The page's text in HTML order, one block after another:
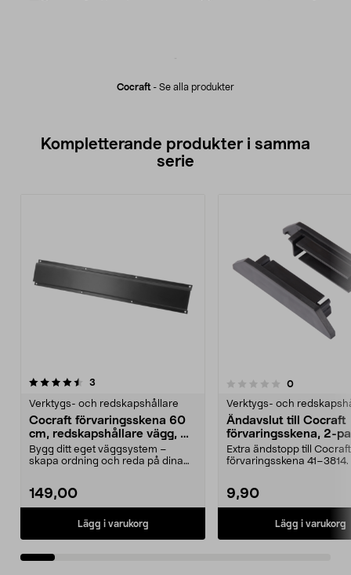
Cocraft - Se alla produkter
Kompletterande produkter i samma
serie
3
Verktygs- och redskapshållare
Cocraft förvaringsskena 60
cm, redskapshållare vägg, 2-
pack
Bygg ditt eget väggsystem –
skapa ordning och reda på dina
149,00
Lägg i varukorg
0.0 av 5 stjärnor 0recensioner
Verktygs- och
Ändavslut till Cocraft
förvaringsskena, 2-
Extra ändstopp till Cocraft
förvaringsskena
9,90
Lägg i varukorg
5.0av 5 stjärnor